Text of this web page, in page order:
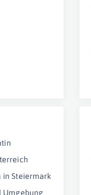
in Steiermark
Umgebung